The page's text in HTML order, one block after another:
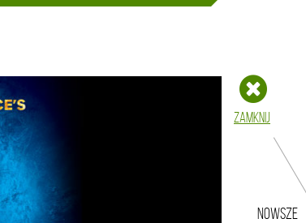
Zamknij
nowsze